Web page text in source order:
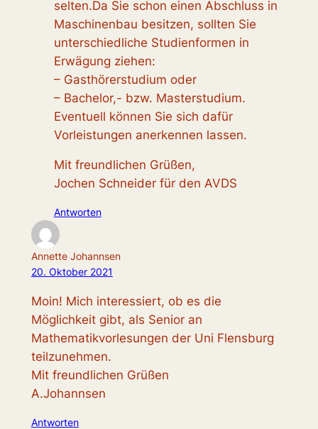
selten.Da Sie schon einen Abschluss in
Maschinenbau besitzen, sollten Sie
unterschiedliche Studienformen in
Erwägung ziehen:
– Gasthörerstudium oder
– Bachelor,- bzw. Masterstudium.
Eventuell können Sie sich dafür
Vorleistungen anerkennen lassen.
Mit freundlichen Grüßen,
Jochen Schneider für den AVDS
Antworten
Annette Johannsen
20. Oktober 2021
Moin! Mich interessiert, ob es die
Möglichkeit gibt, als Senior an
Mathematikvorlesungen der Uni Flensburg
teilzunehmen.
Mit freundlichen Grüßen
A.Johannsen
Antworten